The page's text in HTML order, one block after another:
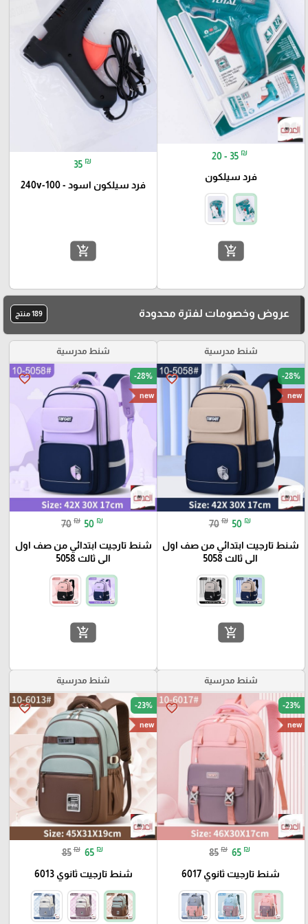
20 - 35 ₪
فرد سيلكون
add_shopping_cart
35 ₪
فرد سيلكون اسود - 100-240v
add_shopping_cart
عروض وخصومات لفترة محدودة 189 منتج
شنط مدرسية
favorite_border -28%
new
70 ₪ 50 ₪
شنط تارجيت ابتدائي من صف اول
الى ثالث 5058
add_shopping_cart
شنط مدرسية
favorite_border -28%
new
70 ₪ 50 ₪
شنط تارجيت ابتدائي من صف اول
الى ثالث 5058
add_shopping_cart
شنط مدرسية
favorite_border -23%
new
85 ₪ 65 ₪
شنط تارجيت ثانوي 6017
شنط مدرسية
favorite_border -23%
new
85 ₪ 65 ₪
شنط تارجيت ثانوي 6013